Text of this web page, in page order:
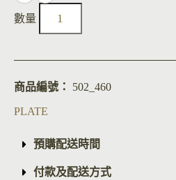
商品編號： 502_460
PLATE
預購配送時間
付款及配送方式